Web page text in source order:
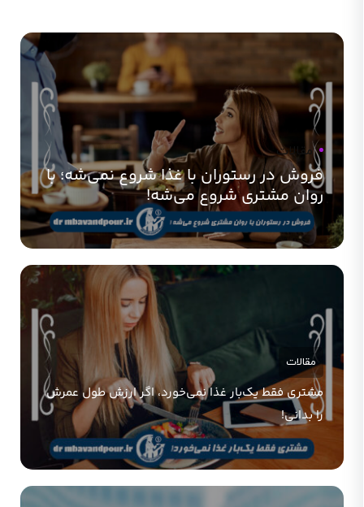
مقالات
فروش در رستوران با غذا شروع نمی‌شه؛ با
روان مشتری شروع می‌شه!
مقالات
مشتری فقط یک‌بار غذا نمی‌خورد، اگر ارزش طول عمرش
را بدانی!